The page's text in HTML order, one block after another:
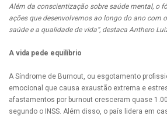
Além da conscientização sobre saúde mental, o
ações que desenvolvemos ao longo do ano com
saúde e a qualidade de vida”, destaca Anthero
A vida pede equilíbrio
A Síndrome de Burnout, ou esgotamento
emocional que causa exaustão extrema e
afastamentos por burnout cresceram quase
segundo o INSS. Além disso, o país lidera em